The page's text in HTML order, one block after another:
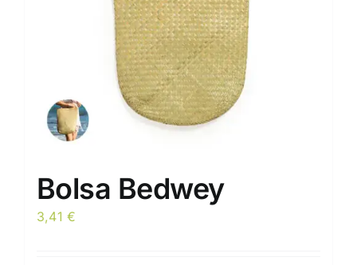
en
la
página
de
producto
Bolsa Bedwey
3,41€